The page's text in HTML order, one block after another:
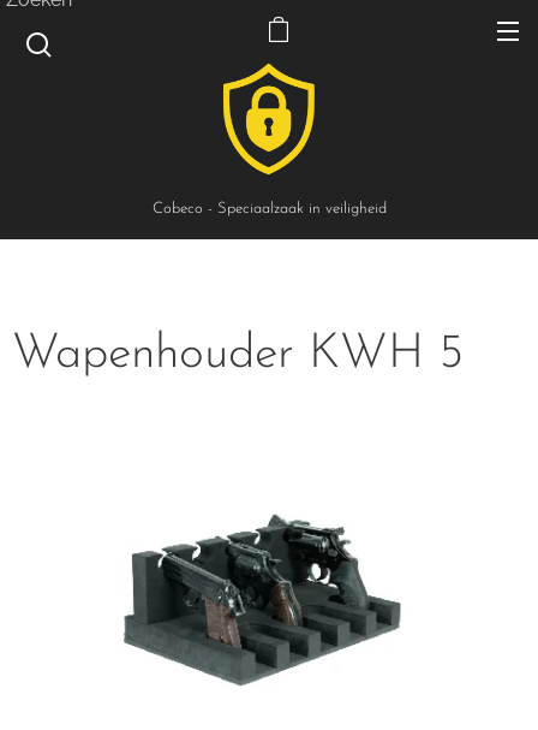
Cobeco - Speciaalzaak in veiligheid
Wapenhouder KWH 5